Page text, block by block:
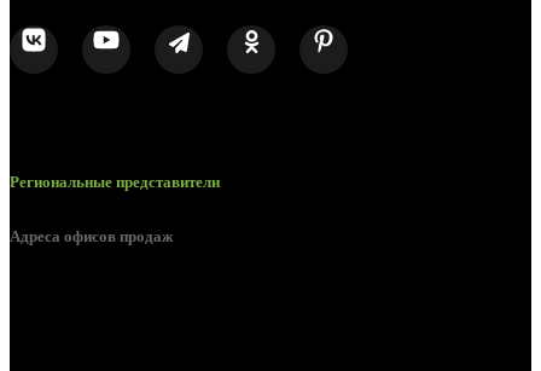
Региональные представители
Адреса офисов продаж